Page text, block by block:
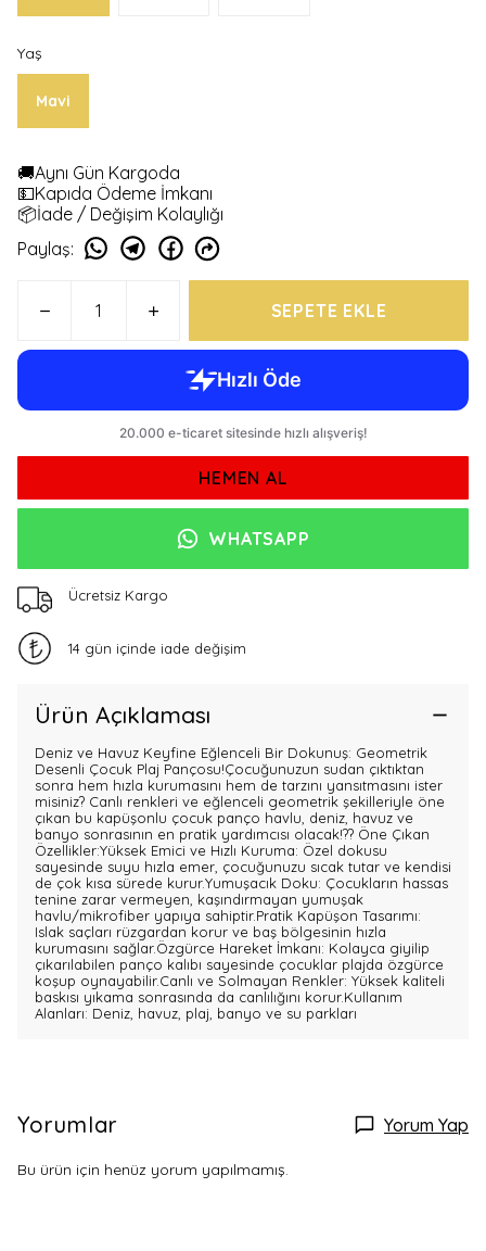
Yaş
Mavi
🚚Aynı Gün Kargoda
💵Kapıda Ödeme İmkanı
📦İade / Değişim Kolaylığı
Paylaş:
SEPETE EKLE
HEMEN AL
WHATSAPP
Ücretsiz Kargo
14 gün içinde iade değişim
Ürün Açıklaması
Deniz ve Havuz Keyfine Eğlenceli Bir Dokunuş: Geometrik
Desenli Çocuk Plaj Pançosu!Çocuğunuzun sudan çıktıktan
sonra hem hızla kurumasını hem de tarzını yansıtmasını ister
misiniz? Canlı renkleri ve eğlenceli geometrik şekilleriyle öne
çıkan bu kapüşonlu çocuk panço havlu, deniz, havuz ve
banyo sonrasının en pratik yardımcısı olacak!?? Öne Çıkan
Özellikler:Yüksek Emici ve Hızlı Kuruma: Özel dokusu
sayesinde suyu hızla emer, çocuğunuzu sıcak tutar ve kendisi
de çok kısa sürede kurur.Yumuşacık Doku: Çocukların hassas
tenine zarar vermeyen, kaşındırmayan yumuşak
havlu/mikrofiber yapıya sahiptir.Pratik Kapüşon Tasarımı:
Islak saçları rüzgardan korur ve baş bölgesinin hızla
kurumasını sağlar.Özgürce Hareket İmkanı: Kolayca giyilip
çıkarılabilen panço kalıbı sayesinde çocuklar plajda özgürce
koşup oynayabilir.Canlı ve Solmayan Renkler: Yüksek kaliteli
baskısı yıkama sonrasında da canlılığını korur.Kullanım
Alanları: Deniz, havuz, plaj, banyo ve su parkları
Yorumlar Yorum Yap
Bu ürün için henüz yorum yapılmamış.